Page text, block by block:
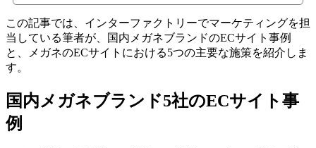
この記事では、インターファクトリーでマーケティングを担
当している筆者が、国内メガネブランドのECサイト事例
と、メガネのECサイトにおける5つの主要な施策を紹介しま
す。
国内メガネブランド5社のECサイト事
例